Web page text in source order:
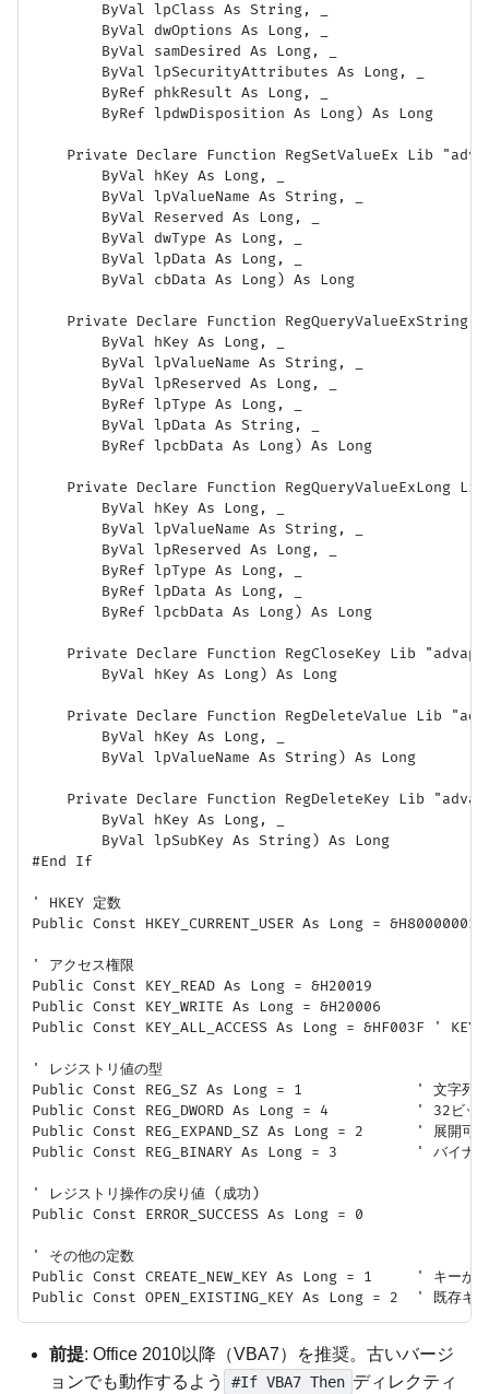
        ByVal lpClass As String, _
        ByVal dwOptions As Long, _
        ByVal samDesired As Long, _
        ByVal lpSecurityAttributes As Long, _
        ByRef phkResult As Long, _
        ByRef lpdwDisposition As Long) As Long
Private Declare Function RegSetValueEx Lib
        ByVal hKey As Long, _
        ByVal lpValueName As String, _
        ByVal Reserved As Long, _
        ByVal dwType As Long, _
        ByVal lpData As Long, _
        ByVal cbData As Long) As Long
Private Declare Function RegQueryValueExString
        ByVal hKey As Long, _
        ByVal lpValueName As String, _
        ByVal lpReserved As Long, _
        ByRef lpType As Long, _
        ByVal lpData As String, _
        ByRef lpcbData As Long) As Long
Private Declare Function RegQueryValueExLong
        ByVal hKey As Long, _
        ByVal lpValueName As String, _
        ByVal lpReserved As Long, _
        ByRef lpType As Long, _
        ByRef lpData As Long, _
        ByRef lpcbData As Long) As Long
Private Declare Function RegCloseKey Lib
        ByVal hKey As Long) As Long
Private Declare Function RegDeleteValue Lib
        ByVal hKey As Long, _
        ByVal lpValueName As String) As Long
Private Declare Function RegDeleteKey Lib
        ByVal hKey As Long, _
        ByVal lpSubKey As String) As Long
#End If
' HKEY 定数
Public Const HKEY_CURRENT_USER As Long = &H80000001
' アクセス権限
Public Const KEY_READ As Long = &H20019
Public Const KEY_WRITE As Long = &H20006
Public Const KEY_ALL_ACCESS As Long = &HF003F '
' レジストリ値の型
Public Const REG_SZ As Long = 1             ' 文字列
Public Const REG_DWORD As Long = 4          ' 32ビッ
Public Const REG_EXPAND_SZ As Long = 2      ' 展開可能
Public Const REG_BINARY As Long = 3         ' バイナリ
' レジストリ操作の戻り値 (成功)
Public Const ERROR_SUCCESS As Long = 0
' その他の定数
Public Const CREATE_NEW_KEY As Long = 1     ' キーが新
前提: Office 2010以降（VBA7）を推奨。古いバージ
ョンでも動作するよう
#If VBA7 Then ディレクティ